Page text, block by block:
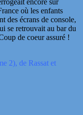
où les enfants
des écrans de console,
se retrouvait au bar du
de coeur assuré !
2), de Rassat et